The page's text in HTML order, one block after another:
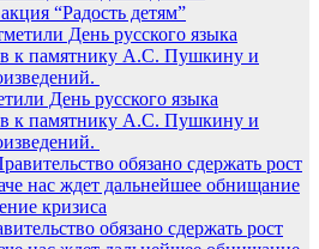
“Радость детям”
День русского языка
к памятнику А.С. Пушкину и
обязано сдержать рост